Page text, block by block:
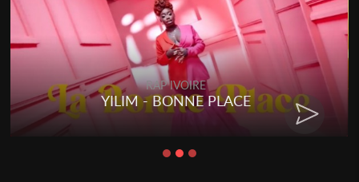
RAP IVOIRE
RENARD BARAKISSA - DOS DE
CHAT